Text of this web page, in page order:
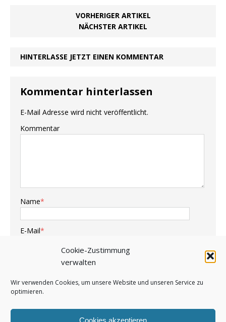
Cookie-Zustimmung
verwalten
Wir verwenden Cookies, um unsere Website und unseren Service zu
optimieren.
Cookies akzeptieren
VORHERIGER ARTIKEL
NÄCHSTER ARTIKEL
HINTERLASSE JETZT EINEN KOMMENTAR
Kommentar hinterlassen
E-Mail Adresse wird nicht veröffentlicht.
Kommentar
Name*
E-Mail*